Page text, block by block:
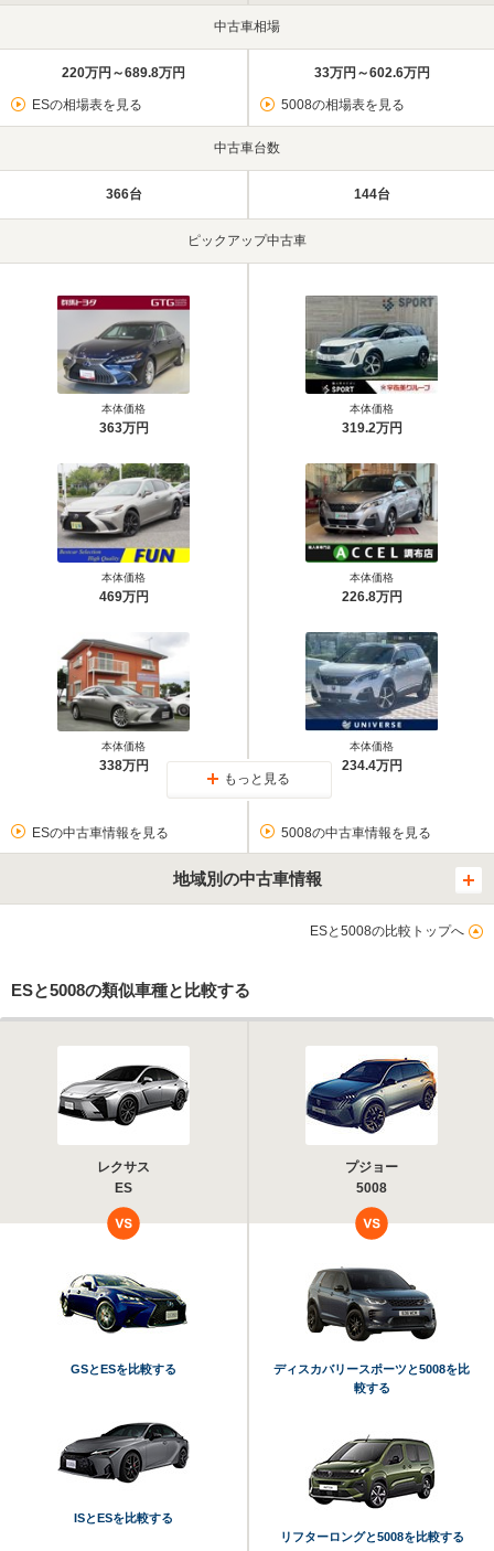
中古車相場
220万円～689.8万円
ESの相場表を見る
33万円～602.6万円
5008の相場表を見る
中古車台数
366台 144台
ピックアップ中古車
本体価格
363万円
本体価格
469万円
本体価格
338万円
本体価格
319.2万円
本体価格
226.8万円
本体価格
234.4万円
もっと見る
ESの中古車情報を見る 5008の中古車情報を見る
地域別の中古車情報
ESと5008の比較トップへ
ESと5008の類似車種と比較する
レクサス
ES
プジョー
5008
GSとESを比較する
ISとESを比較する
ディスカバリースポーツと5008を比
較する
リフターロングと5008を比較する